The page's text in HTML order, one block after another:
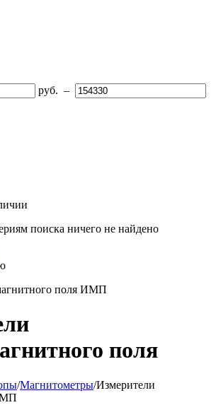
руб. –
поиска ничего не найдено
поля ИМП
поля
/Магнитометры/Измерители